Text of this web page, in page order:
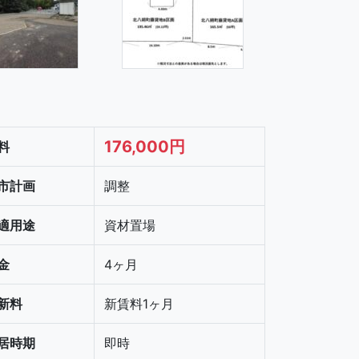
176,000円
計画 調整
用途 資材置場
4ヶ月
料 新賃料1ヶ月
時期 即時